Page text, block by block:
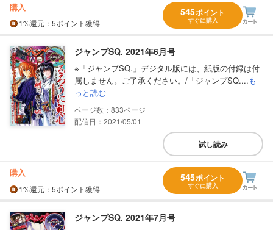
購入
1%還元 ：5ポイント獲得
545ポイント
すぐに購入
ジャンプSQ. 2021年6月号
※「ジャンプSQ.」デジタル版には、紙版の付録は付
属しません。ご了承ください。/「ジャンプSQ....も
っと読む
833
配信日：2021/05/01
試し読み
購入
1%還元 ：5ポイント獲得
545ポイント
すぐに購入
ジャンプSQ. 2021年7月号